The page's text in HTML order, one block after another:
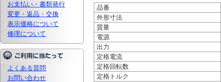
お支払い・書類発行
変更・返品・交換
表示価格について
修理について
よくある質問
お問い合わせ
品番
外形寸法
質量
電源
出力
定格電流
定格回転数
定格トルク